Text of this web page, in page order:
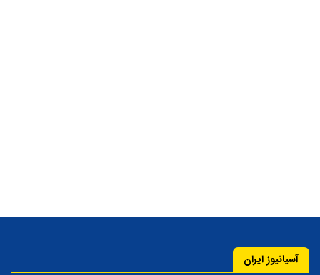
آسیانیوز ایران